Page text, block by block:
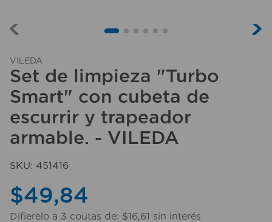
VILEDA
Set de limpieza "Turbo
Smart" con cubeta de
escurrir y trapeador
armable. - VILEDA
SKU: 451416
$49,84
Difierelo a 3 coutas de: $16,61 sin interés
4.
6.
escritorio
7.
cerradura
8.
aspiradora
9.
lavamanos